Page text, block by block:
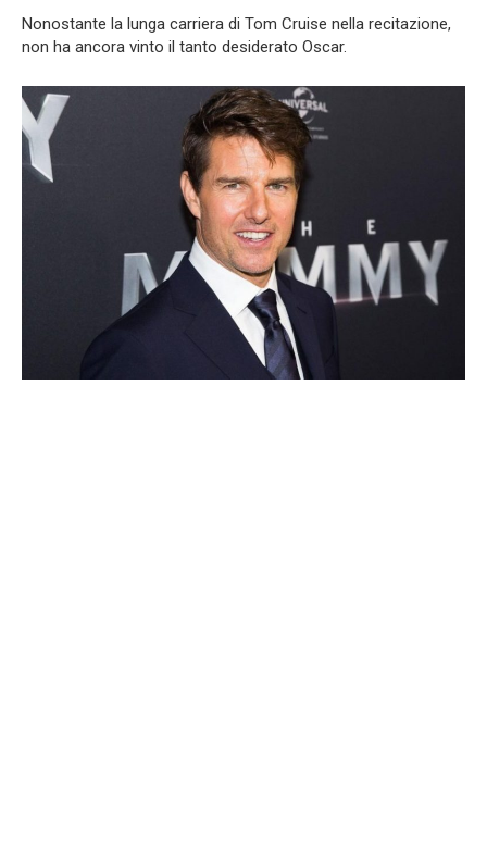
Nonostante la lunga carriera di Tom Cruise nella recitazione,
non ha ancora vinto il tanto desiderato Oscar.